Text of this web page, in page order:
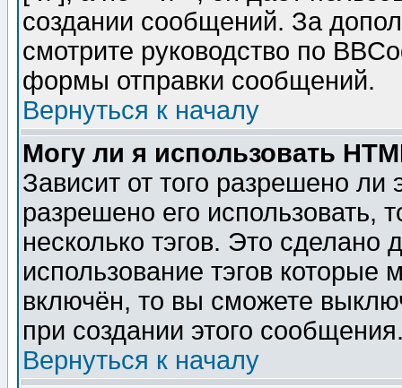
создании сообщений. За
смотрите руководство по
формы отправки сообщений.
Вернуться к началу
Могу ли я использовать
Зависит от того разрешено
разрешено его использовать,
несколько тэгов. Это сделано
использование тэгов
включён, то вы сможете
при создании этого
Вернуться к началу